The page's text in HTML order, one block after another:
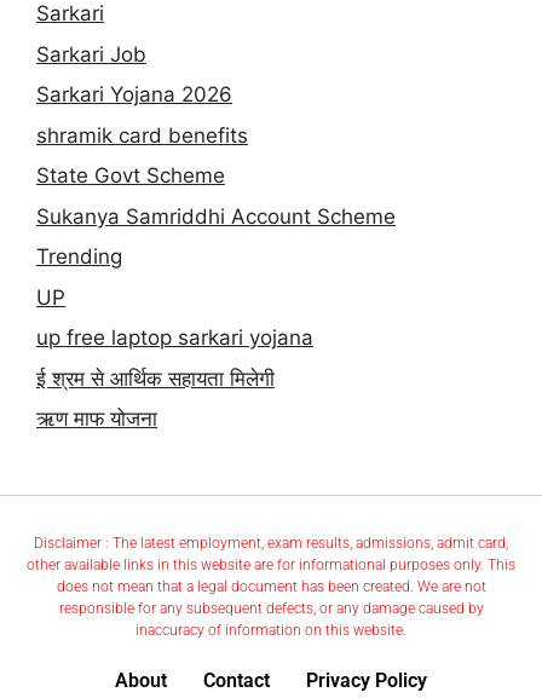
Sarkari
Sarkari Job
Sarkari Yojana 2026
shramik card benefits
State Govt Scheme
Sukanya Samriddhi Account Scheme
Trending
UP
up free laptop sarkari yojana
ई श्रम से आर्थिक सहायता मिलेगी
ऋण माफ योजना
Disclaimer : The latest employment, exam results, admissions, admit card,
other available links in this website are for informational purposes only. This
does not mean that a legal document has been created. We are not
responsible for any subsequent defects, or any damage caused by
inaccuracy of information on this website.
About Contact Privacy Policy